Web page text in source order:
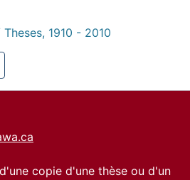
1910 - 2010
copie d'une thèse ou d'un